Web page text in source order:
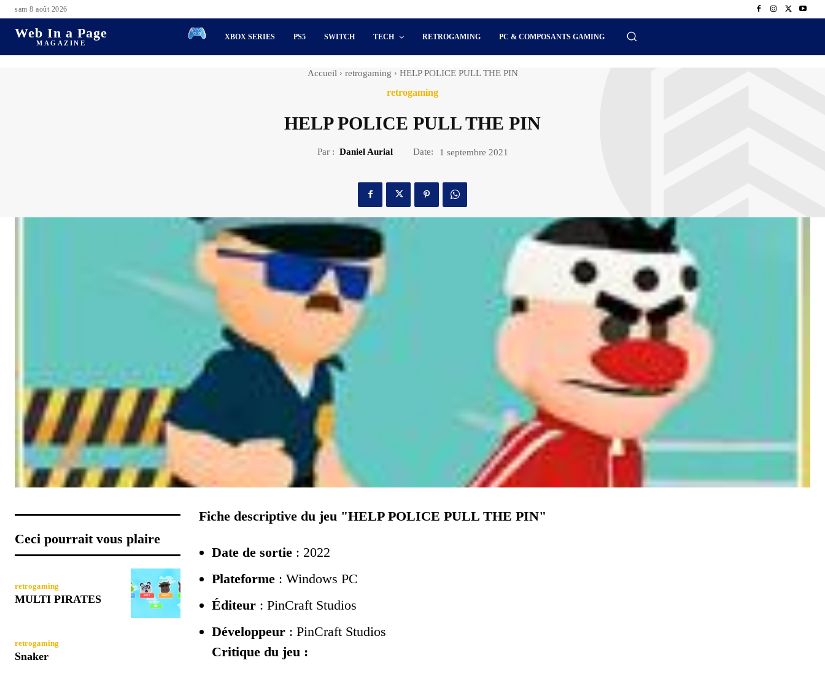
sam 8 août 2026
Web In a Page
MAGAZINE
XBOX SERIES PS5 SWITCH TECH RETROGAMING PC & COMPOSANTS GAMING
Accueil retrogaming HELP POLICE PULL THE PIN
retrogaming
HELP POLICE PULL THE PIN
Par : Daniel Aurial Date: 1 septembre 2021
Ceci pourrait vous plaire
retrogaming
MULTI PIRATES
retrogaming
Snaker
Fiche descriptive du jeu "HELP POLICE PULL THE PIN"
Date de sortie : 2022
Plateforme : Windows PC
Éditeur : PinCraft Studios
Développeur : PinCraft Studios
Critique du jeu :